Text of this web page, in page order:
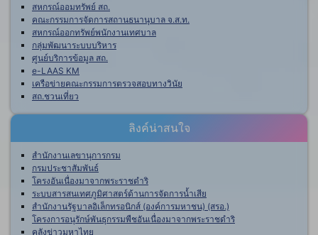
สหกรณ์ออมทรัพย์ สถ.
คณะกรรมการจัดการสถานธนานุบาล จ.ส.ท.
สหกรณ์ออกทรัพย์พนักงานเทศบาล
กลุ่มพัฒนาระบบบริหาร
ศูนย์บริการข้อมูล สถ.
e-LAAS KM
เครือข่ายคณะกรรมการตรวจสอบทางวินัย
สถ.ชวนเที่ยว
ลิงค์น่าสนใจ
สำนักงานเลขานุการกรม
กรมประชาสัมพันธ์
โครงอันเนื่องมาจากพระราชดำริ
ระบบสารสนเทศภูมิศาสตร์ด้านการจัดการน้ำเสีย
สำนักงานรัฐบาลอิเล็กทรอนิกส์ (องค์การมหาชน) (สรอ.)
โครงการอนุรักษ์พันธุกรรมพืชอันเนื่องมาจากพระราชดำริ
คลังข่าวมหาไทย